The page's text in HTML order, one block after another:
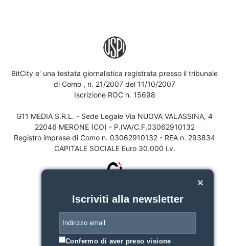
BitCity e' una testata giornalistica registrata presso il tribunale
di Como , n. 21/2007 del 11/10/2007
Iscrizione ROC n. 15698
G11 MEDIA S.R.L. - Sede Legale Via NUOVA VALASSINA, 4
22046 MERONE (CO) - P.IVA/C.F.03062910132
Registro imprese di Como n. 03062910132 - REA n. 293834
CAPITALE SOCIALE Euro 30.000 i.v.
Iscriviti alla newsletter
Confermo di aver preso visione